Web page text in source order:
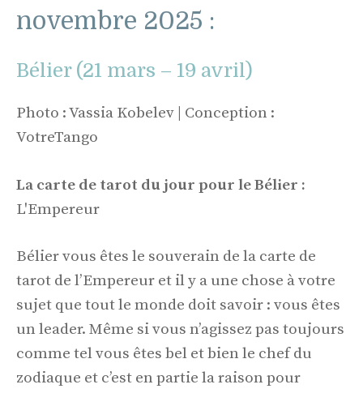
novembre 2025 :
Bélier (21 mars – 19 avril)
Photo : Vassia Kobelev | Conception :
VotreTango
La carte de tarot du jour pour le Bélier :
L'Empereur
Bélier vous êtes le souverain de la carte de
tarot de l’Empereur et il y a une chose à votre
sujet que tout le monde doit savoir : vous êtes
un leader. Même si vous n’agissez pas toujours
comme tel vous êtes bel et bien le chef du
zodiaque et c’est en partie la raison pour